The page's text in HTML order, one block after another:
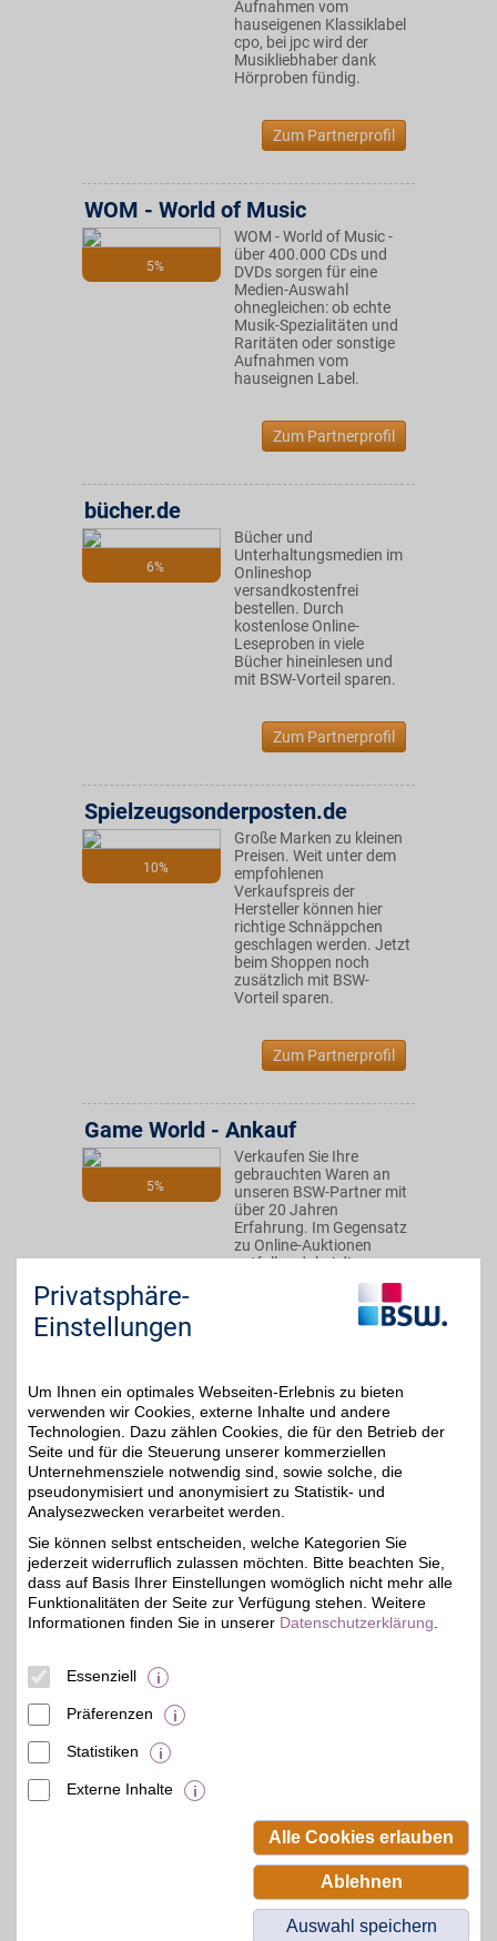
Aufnahmen vom
hauseigenen Klassiklabel
cpo, bei jpc wird der
Musikliebhaber dank
Hörproben fündig.
Zum Partnerprofil
5%
WOM - World of Music
WOM - World of Music -
über 400.000 CDs und
DVDs sorgen für eine
Medien-Auswahl
ohnegleichen: ob echte
Musik-Spezialitäten und
Raritäten oder sonstige
Aufnahmen vom
hauseignen Label.
Zum Partnerprofil
6%
bücher.de
Bücher und
Unterhaltungsmedien im
Onlineshop
versandkostenfrei
bestellen. Durch
kostenlose Online-
Leseproben in viele
Bücher hineinlesen und
mit BSW-Vorteil sparen.
Zum Partnerprofil
10%
Spielzeugsonderposten.de
Große Marken zu kleinen
Preisen. Weit unter dem
empfohlenen
Verkaufspreis der
Hersteller können hier
richtige Schnäppchen
geschlagen werden. Jetzt
beim Shoppen noch
zusätzlich mit BSW-
Vorteil sparen.
Zum Partnerprofil
5%
Game World - Ankauf
Verkaufen Sie Ihre
gebrauchten Waren an
unseren BSW-Partner mit
über 20 Jahren
Erfahrung. Im Gegensatz
zu Online-Auktionen
entfallen dabei die
Risiken, die der Verkauf
an evtl. unzuverlässige
Käufer mit sich bringt. Mit
Zum Partnerprofil
Game World
Umfangreich und
preisgünstig: Computer-,
Gesellschaftsspiele sowie
Sammelkarten zu
beliebten Themenwelten.
Hier überzeugt nicht nur
das Angebot, sondern
Beamten-Selbsthilfewerk GmbH.
Privatsphäre-
Einstellungen
Um Ihnen ein optimales Webseiten-Erlebnis zu bieten
verwenden wir Cookies, externe Inhalte und andere
Technologien. Dazu zählen Cookies, die für den Betrieb der
Seite und für die Steuerung unserer kommerziellen
Unternehmensziele notwendig sind, sowie solche, die
pseudonymisiert und anonymisiert zu Statistik- und
Analysezwecken verarbeitet werden.
Sie können selbst entscheiden, welche Kategorien Sie
jederzeit widerruflich zulassen möchten. Bitte beachten Sie,
dass auf Basis Ihrer Einstellungen womöglich nicht mehr alle
Funktionalitäten der Seite zur Verfügung stehen. Weitere
Informationen finden Sie in unserer Datenschutzerklärung
Essenziell
Präferenzen
Statistiken
Externe Inhalte
Alle Cookies erlauben
Ablehnen
Auswahl speichern